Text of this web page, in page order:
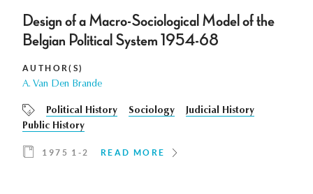
Design of a Macro-Sociological Model of the
Belgian Political System 1954-68
AUTHOR(S)
A. Van Den Brande
Political History Sociology
Judicial History
Public History
1975 1-2 READ MORE